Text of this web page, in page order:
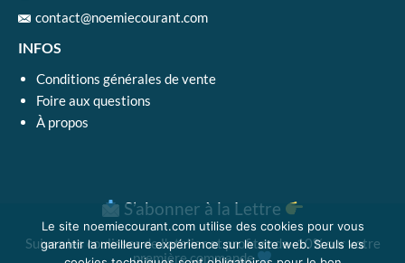
page
contact@noemiecourant.com
INFOS
Conditions générales de vente
Foire aux questions
À propos
S’abonner à la Lettre
Suivez les coulisses de l'atelier et profitez de -10% sur votre
première commande
Le site noemiecourant.com utilise des cookies pour vous
garantir la meilleure expérience sur le site web. Seuls les